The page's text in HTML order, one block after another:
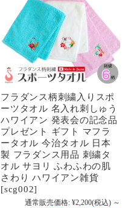
フラダンス柄刺繍入りスポ
ーツタオル 名入れ刺しゅう
ハワイアン 発表会の記念品
プレゼント ギフト マフラ
ータオル 今治タオル 日本
製 フラダンス用品 刺繍タ
オル サヨリ ふわふわの肌
さわり ハワイアン雑貨
[scg002]
通常販売価格: ¥2,200(税込) ～